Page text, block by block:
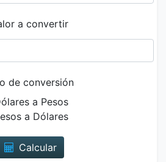
a convertir
de conversión
a Pesos
a Dólares
Calcular